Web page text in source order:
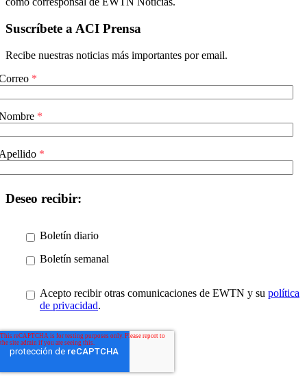
Suscríbete a ACI Prensa
Recibe nuestras noticias más importantes por email.
*
*
*
Deseo recibir:
Boletín diario
Boletín semanal
Acepto recibir otras comunicaciones de EWTN y su política
de privacidad.